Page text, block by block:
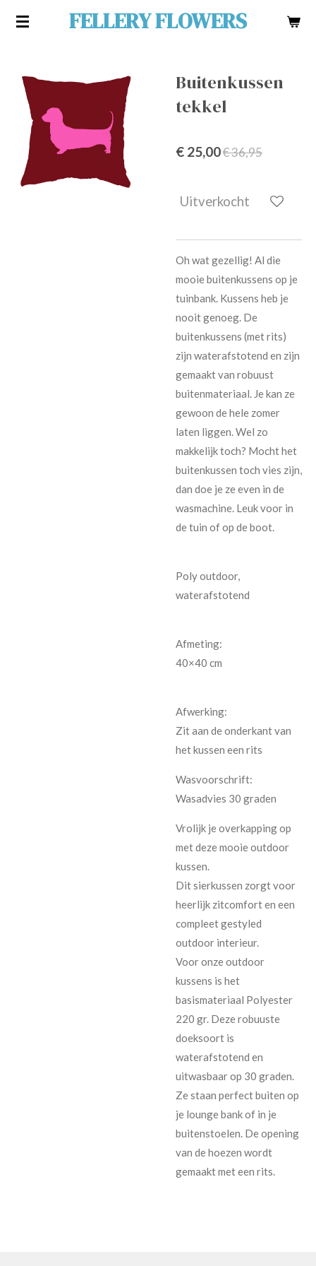
Ga
hoofdinhoud
FELLERY FLOWERS
Buitenkussen
tekkel
€ 25,00€ 36,95
Uitverkocht
Oh wat gezellig! Al die
mooie buitenkussens op je
tuinbank. Kussens heb je
nooit genoeg. De
buitenkussens (met rits)
zijn waterafstotend en zijn
gemaakt van robuust
buitenmateriaal. Je kan ze
gewoon de hele zomer
laten liggen. Wel zo
makkelijk toch? Mocht het
buitenkussen toch vies zijn,
dan doe je ze even in de
wasmachine. Leuk voor in
de tuin of op de boot.
Poly outdoor,
waterafstotend
Afmeting:
40×40 cm
Afwerking:
Zit aan de onderkant van
het kussen een rits
Wasvoorschrift:
Wasadvies 30 graden
Vrolijk je overkapping op
met deze mooie outdoor
kussen.
Dit sierkussen zorgt voor
heerlijk zitcomfort en een
compleet gestyled
outdoor interieur.
Voor onze outdoor
kussens is het
basismateriaal Polyester
220 gr. Deze robuuste
doeksoort is
waterafstotend en
uitwasbaar op 30 graden.
Ze staan perfect buiten op
je lounge bank of in je
buitenstoelen. De opening
van de hoezen wordt
gemaakt met een rits.